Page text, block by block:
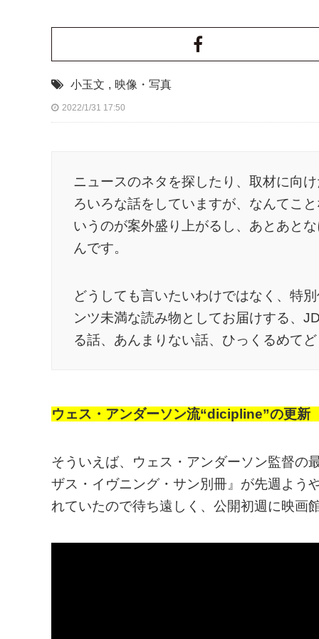
小玉文 , 映像・写真
2022/1/31 17:50
ニュースのネタを探したり、取材に向
ろいろな話をしていますが、なんてこ
いうのが案外盛り上がるし、あとあと
んです。
どうしても言いたいわけではなく、特
ンツ未満な読み物としてお届けする、
る話、あんまりない話、ひっくるめて
ウェス・アンダーソン流“dicipline”の更
そういえば、ウェス・アンダーソン監督の
ザス・イヴニング・サン別冊』が先週よう
れていたので待ち遠しく、公開初週に映画